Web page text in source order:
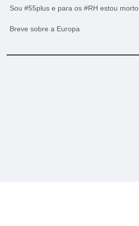
Sou #55plus e para os #RH estou morto
Breve sobre a Europa